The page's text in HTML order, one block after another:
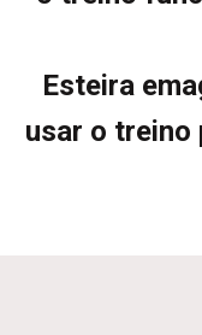
Esteira
usar o treino